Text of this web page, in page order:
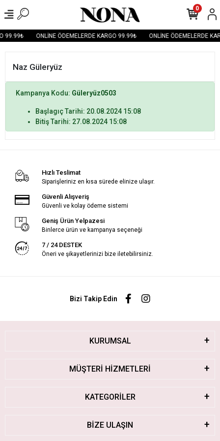
99.99₺ ONLİNE ÖDEMELERDE KARGO 99.99₺ ONLİNE ÖDEMELERDE
0
Naz Güleryüz
Kampanya Kodu: Güleryüz0503
Başlagıç Tarihi: 20.08.2024 15:08
Bitiş Tarihi: 27.08.2024 15:08
Hızlı Teslimat
Siparişleriniz en kısa sürede elinize ulaşır.
Güvenli Alışveriş
Güvenli ve kolay ödeme sistemi
Geniş Ürün Yelpazesi
Binlerce ürün ve kampanya seçeneği
7 / 24 DESTEK
Öneri ve şikayetlerinizi bize iletebilirsiniz.
Bizi Takip Edin
KURUMSAL
MÜŞTERİ HİZMETLERİ
KATEGORİLER
BİZE ULAŞIN